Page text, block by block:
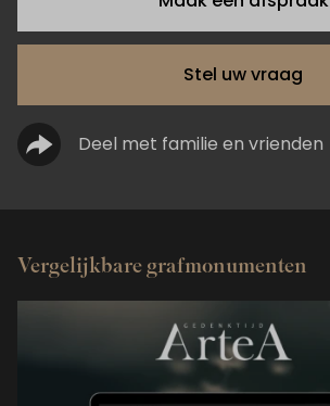
Stel uw vraag
Deel met familie en vrienden
Vergelijkbare grafmonumenten